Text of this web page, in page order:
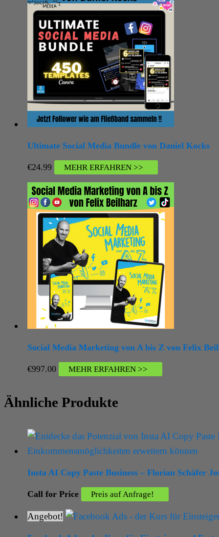
Ultimate Social Media Bundle von Daniel Kocks
€24.99 MEHR ERFAHREN >>
Social Media Marketing von A bis Z von Felix
€997.00 MEHR ERFAHREN >>
Ähnliche Produkte
Insta AI Copy Paste Business – Florian Schäfer
Call for Price Preis auf Anfrage!
Angebot!